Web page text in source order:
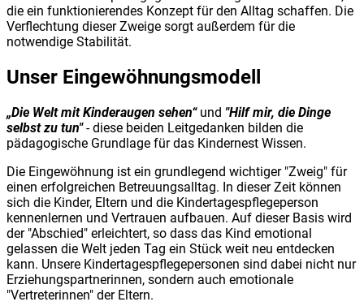
die ein funktionierendes Konzept für den Alltag schaffen. Die
Verflechtung dieser Zweige sorgt außerdem für die
notwendige Stabilität.
Unser Eingewöhnungsmodell
„Die Welt mit Kinderaugen sehen“und "Hilf mir, die Dinge
selbst zu tun" - diese beiden Leitgedanken bilden die
pädagogische Grundlage für das Kindernest Wissen.
Die Eingewöhnung ist ein grundlegend wichtiger "Zweig" für
einen erfolgreichen Betreuungsalltag. In dieser Zeit können
sich die Kinder, Eltern und die Kindertagespflegeperson
kennenlernen und Vertrauen aufbauen. Auf dieser Basis wird
der "Abschied" erleichtert, so dass das Kind emotional
gelassen die Welt jeden Tag ein Stück weit neu entdecken
kann. Unsere Kindertagespflegepersonen sind dabei nicht nur
Erziehungspartnerinnen, sondern auch emotionale
"Vertreterinnen" der Eltern.